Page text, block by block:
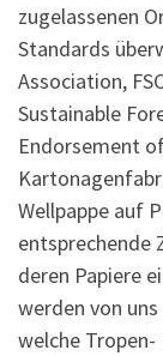
zugelassenen
Standards
Association,
Sustainable
Endorsement
Wellpappe auf
entsprechende
deren Papiere
werden von
welche